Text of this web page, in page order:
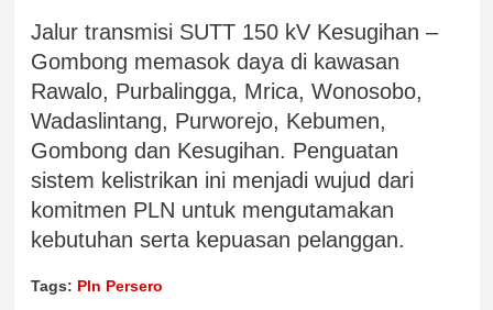
Jalur transmisi SUTT 150 kV Kesugihan –
Gombong memasok daya di kawasan
Rawalo, Purbalingga, Mrica, Wonosobo,
Wadaslintang, Purworejo, Kebumen,
Gombong dan Kesugihan. Penguatan
sistem kelistrikan ini menjadi wujud dari
komitmen PLN untuk mengutamakan
kebutuhan serta kepuasan pelanggan.
Tags: Pln Persero